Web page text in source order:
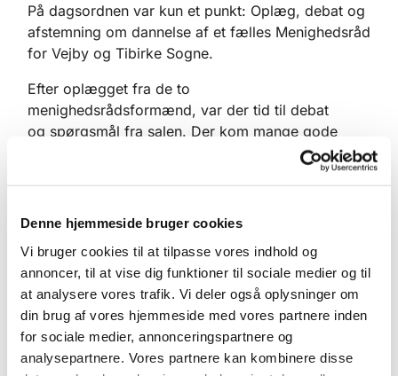
Denne hjemmeside bruger cookies
Vi bruger cookies til at tilpasse vores indhold og
annoncer, til at vise dig funktioner til sociale medier og til
at analysere vores trafik. Vi deler også oplysninger om
din brug af vores hjemmeside med vores partnere inden
for sociale medier, annonceringspartnere og
analysepartnere. Vores partnere kan kombinere disse
På dagsordnen var kun et punkt: Oplæg, debat og
afstemning om dannelse af et fælles Menighedsråd
for Vejby og Tibirke Sogne.
Efter oplægget fra de to
menighedsrådsformænd, var der tid til debat
og spørgsmål fra salen. Der kom mange gode
Menighedsråd, som er imod en sammenlægning,
Herefter var det tid til den endelig afstemning, der
faldt således ud:
Vejby
40 stemmer for sammenlægning af Menighedsråd
5 stemmer imod sammenlægning af Menighedsråd
Tibirke